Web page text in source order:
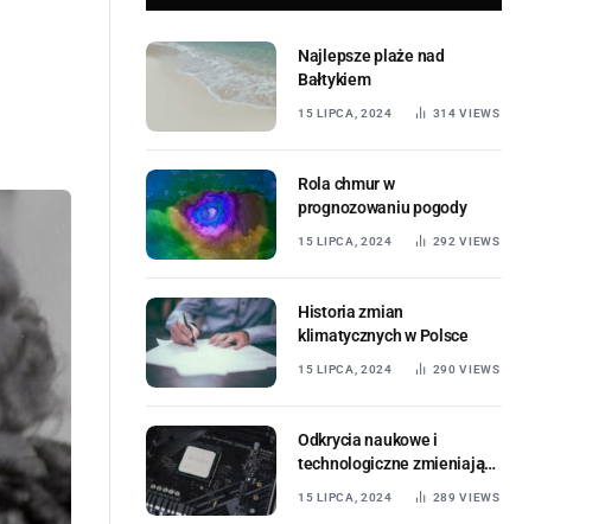
Najlepsze plaże nad
Bałtykiem
15 LIPCA, 2024 314VIEWS
Rola chmur w
prognozowaniu pogody
15 LIPCA, 2024 292VIEWS
Historia zmian
klimatycznych w Polsce
15 LIPCA, 2024 290VIEWS
Odkrycia naukowe i
technologiczne zmieniające
15 LIPCA, 2024 289VIEWS